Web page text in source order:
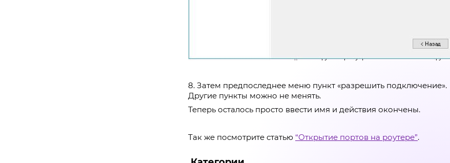
8. Затем предпоследнее меню пункт «разрешить подключение».
Другие пункты можно не менять.
Теперь осталось просто ввести имя и действия окончены.
Так же посмотрите статью “Открытие портов на роутере”.